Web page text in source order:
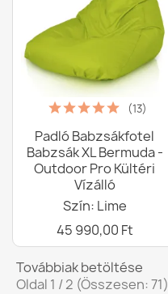
(13)
Padló Babzsákfotel
Babzsák XL Bermuda -
Outdoor Pro Kültéri
Vízálló
Szín: Lime
45 990,00 Ft
Továbbiak betöltése
Oldal 1 / 2 (Összesen: 71)